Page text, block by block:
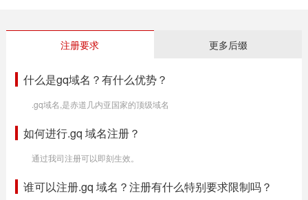
注册要求 更多后缀
什么是gq域名？有什么优势？
.gq域名,是赤道几内亚国家的顶级域名
如何进行.gq 域名注册？
通过我司注册可以即刻生效。
谁可以注册.gq 域名？注册有什么特别要求限制吗？